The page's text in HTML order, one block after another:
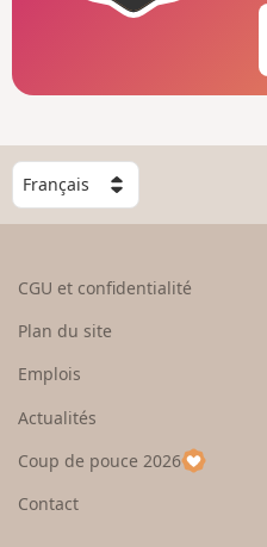
C
h
o
e
u
p
a
CGU et confidentialité
Plan du site
Emplois
Actualités
Coup de pouce 2026
Contact